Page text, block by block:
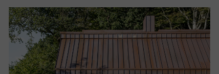
převládá. Přesto zde nenajdete klasický pracovní stůl.
Spisovatelka pravuje vestoje, v sedě, u kuchyně, na
pohovce, venku i uvnitř.
V domě jsou použity tři základní materiály, každý s
jedním konkrétním vztahem k okolnímu přírodnímu